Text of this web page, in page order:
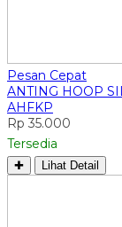
Pesan Cepat
ANTING HOOP
AHFKP
Rp 35.000
Tersedia
✚ Lihat Detail